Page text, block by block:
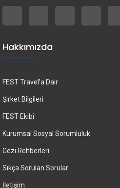
Hakkımızda
FEST Travel’a Dair
Şirket Bilgileri
FEST Ekibi
Kurumsal Sosyal Sorumluluk
Gezi Rehberleri
Sıkça Sorulan Sorular
İletişim